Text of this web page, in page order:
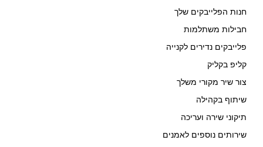
חנות הפלייבקים שלך
חבילות משתלמות
פלייבקים נדירים לקנייה
קליפ בקליק
צור שיר מקורי משלך
שיתוף בקהילה
תיקוני שירה ועריכה
שירותים נוספים לאמנים